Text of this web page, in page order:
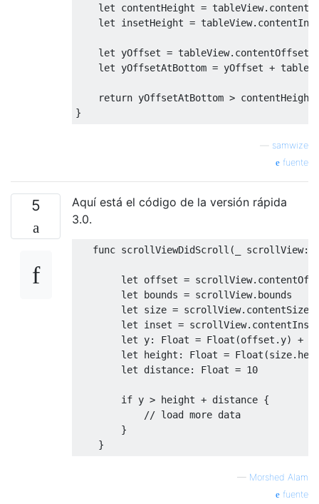
let contentHeight = tableView.
let insetHeight = tableView.
let yOffset = tableView. contentOffset
let yOffsetAtBottom = yOffset +
return yOffsetAtBottom >
}
samwize
fuente
5
Aquí está el código de la versión rápida
3.0.
   func scrollViewDidScroll
( _ scrollView:
let offset = scrollView.
let bounds = scrollView. bounds
let size = scrollView. contentSize
let inset = scrollView.
let y: Float = Float (offset . y) +
let height : Float = Float (size.
let distance: Float = 10
if y > height + distance {
// load more data
}
}
— Morshed Alam
fuente